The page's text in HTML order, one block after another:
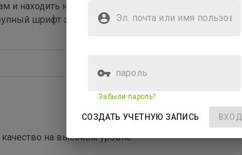
и находить нужную информацию при решении
шрифт этому очень содействует.
на высоком уровне.
Эл. почта или имя
пользователя
пароль
Забыли пароль?
СОЗДАТЬ УЧЕТНУЮ ЗАПИСЬ ВХОД